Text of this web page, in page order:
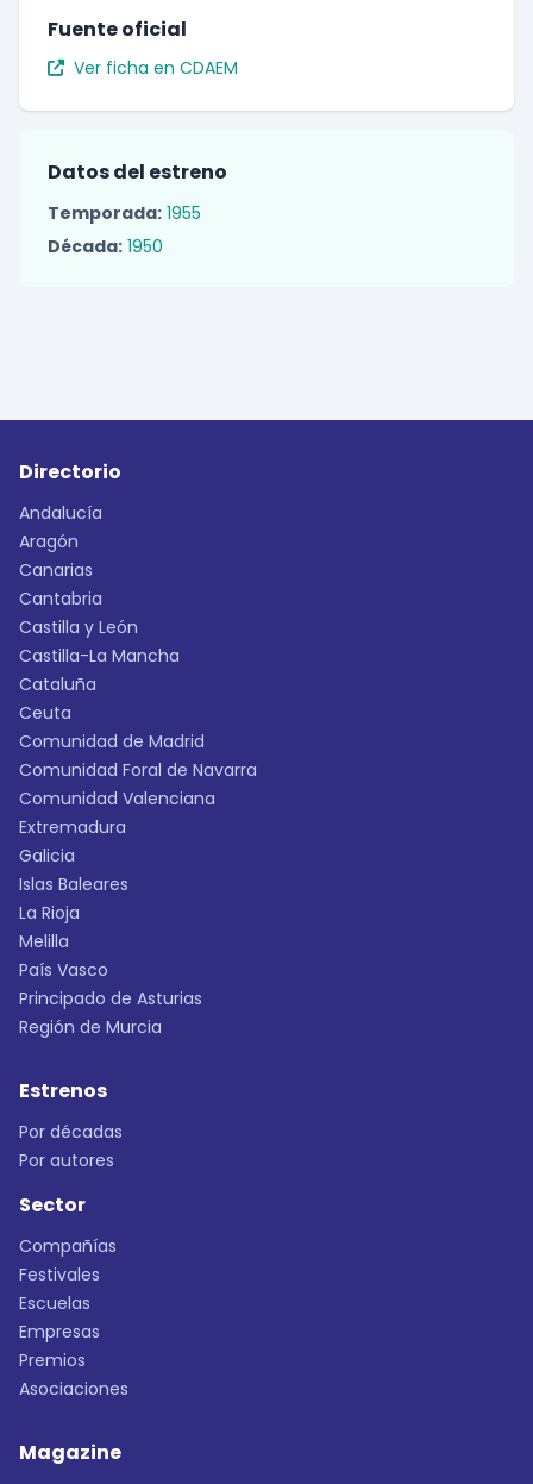
Fuente oficial
Ver ficha en CDAEM
Datos del estreno
Temporada: 1955
Década: 1950
Directorio
Andalucía
Aragón
Canarias
Cantabria
Castilla y León
Castilla-La Mancha
Cataluña
Ceuta
Comunidad de Madrid
Comunidad Foral de Navarra
Comunidad Valenciana
Extremadura
Galicia
Islas Baleares
La Rioja
Melilla
País Vasco
Principado de Asturias
Región de Murcia
Estrenos
Por décadas
Por autores
Sector
Compañías
Festivales
Escuelas
Empresas
Premios
Asociaciones
Magazine